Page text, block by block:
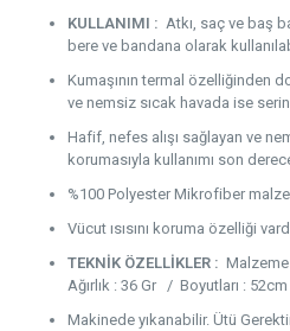
KULLANIMI :Atkı, saç ve baş
bere ve bandana olarak
Kumaşının termal özelliğinden
ve nemsiz sıcak havada ise
Hafif, nefes alışı sağlayan ve
korumasıyla kullanımı son
%100 Polyester Mikrofiber
Vücut ısısını koruma özelliği
TEKNİK ÖZELLİKLER :
Ağırlık : 36 Gr / Boyutları :
Makinede yıkanabilir. Ütü